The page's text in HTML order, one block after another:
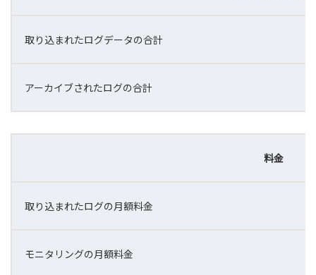
取り込まれたログデータの合計
アーカイブされたログの合計
料金
取り込まれたログの月額料金
モニタリングの月額料金